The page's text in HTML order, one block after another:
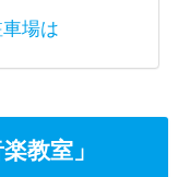
場は
教室」